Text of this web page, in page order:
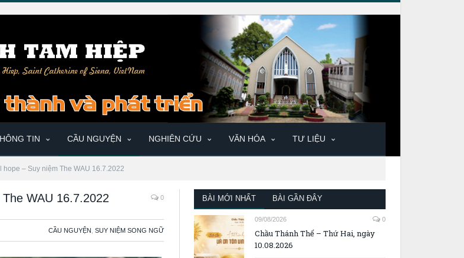
– Suy niệm The WAU 16.7.2022
WAU 16.7.2022 0 BÀI MỚI NHẤT BÀI GẦN ĐÂY
09/08/2026